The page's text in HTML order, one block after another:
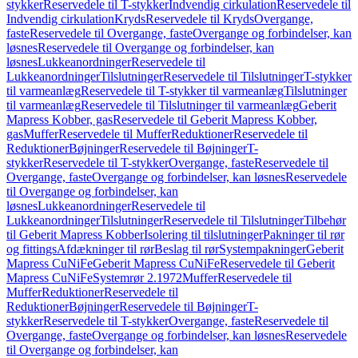
stykkerReservedele til T-stykkerIndvendig cirkulationReservedele til
Indvendig cirkulationKrydsReservedele til KrydsOvergange,
fasteReservedele til Overgange, fasteOvergange og forbindelser, kan
løsnesReservedele til Overgange og forbindelser, kan
løsnesLukkeanordningerReservedele til
LukkeanordningerTilslutningerReservedele til TilslutningerT-stykker
til varmeanlægReservedele til T-stykker til varmeanlægTilslutninger
til varmeanlægReservedele til Tilslutninger til varmeanlægGeberit
Mapress Kobber, gasReservedele til Geberit Mapress Kobber,
gasMufferReservedele til MufferReduktionerReservedele til
ReduktionerBøjningerReservedele til BøjningerT-
stykkerReservedele til T-stykkerOvergange, fasteReservedele til
Overgange, fasteOvergange og forbindelser, kan løsnesReservedele
til Overgange og forbindelser, kan
løsnesLukkeanordningerReservedele til
LukkeanordningerTilslutningerReservedele til TilslutningerTilbehør
til Geberit Mapress KobberIsolering til tilslutningerPakninger til rør
og fittingsAfdækninger til rørBeslag til rørSystempakningerGeberit
Mapress CuNiFeGeberit Mapress CuNiFeReservedele til Geberit
Mapress CuNiFeSystemrør 2.1972MufferReservedele til
MufferReduktionerReservedele til
ReduktionerBøjningerReservedele til BøjningerT-
stykkerReservedele til T-stykkerOvergange, fasteReservedele til
Overgange, fasteOvergange og forbindelser, kan løsnesReservedele
til Overgange og forbindelser, kan